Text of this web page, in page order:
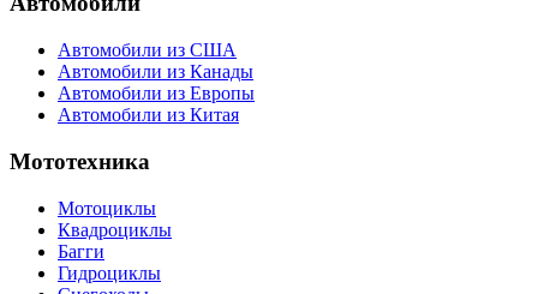
Автомобили из США
Автомобили из Канады
Автомобили из Европы
Автомобили из Китая
Мототехника
Мотоциклы
Квадроциклы
Багги
Гидроциклы